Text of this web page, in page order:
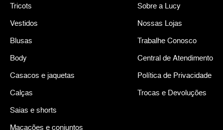
Tricots
Vestidos
Blusas
Body
Casacos e jaquetas
Calças
Saias e shorts
Macacões e conjuntos
Sobre a Lucy
Nossas Lojas
Trabalhe Conosco
Central de Atendimento
Política de Privacidade
Trocas e Devoluções